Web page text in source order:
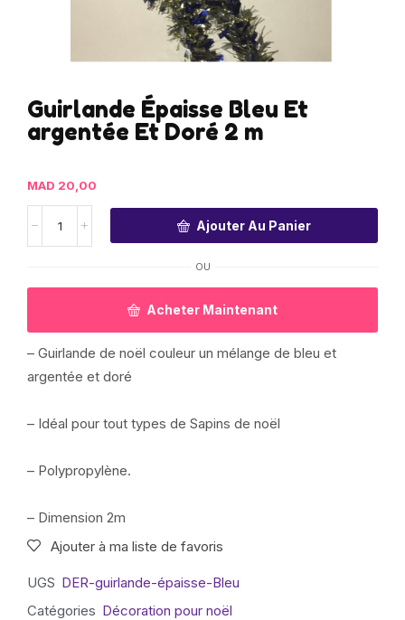
Guirlande Épaisse Bleu Et
argentée Et Doré 2 m
MAD 20,00
Ajouter Au Panier
OU
Acheter Maintenant
– Guirlande de noël couleur un mélange de bleu et
argentée et doré
– Idéal pour tout types de Sapins de noël
– Polypropylène.
– Dimension 2m
Ajouter à ma liste de favoris
UGS DER-guirlande-épaisse-Bleu
Catégories Décoration pour noël